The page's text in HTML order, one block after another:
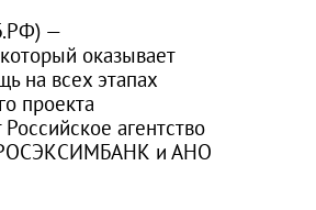
—
оказывает
на всех этапах
проекта
агентство
РОСЭКСИМБАНК и АНО